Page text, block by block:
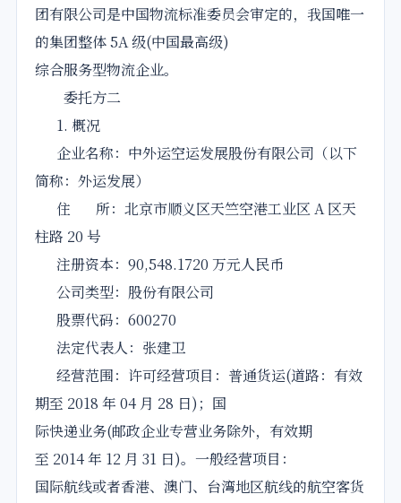
团有限公司是中国物流标准委员会审定的，我国唯一
的集团整体 5A 级(中国最高级)
综合服务型物流企业。
委托方二
1. 概况
企业名称：中外运空运发展股份有限公司（以下
简称：外运发展）
住 所：北京市顺义区天竺空港工业区 A 区天
柱路 20 号
注册资本：90,548.1720 万元人民币
公司类型：股份有限公司
股票代码：600270
法定代表人：张建卫
经营范围：许可经营项目：普通货运(道路：有效
期至 2018 年 04 月 28 日)；国
际快递业务(邮政企业专营业务除外，有效期
至 2014 年 12 月 31 日)。一般经营项目：
国际航线或者香港、澳门、台湾地区航线的航空客货